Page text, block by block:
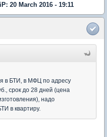
20 March 2016 - 19:11
в БТИ, в МФЦ по адресу
срок до 28 дней (цена
надо
в квартиру.